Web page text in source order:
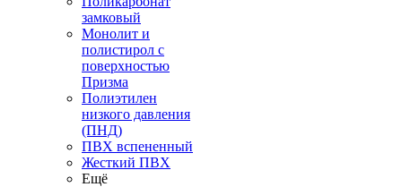
замковый
Монолит и
полистирол с
поверхностью
Призма
Полиэтилен
низкого давления
(ПНД)
ПВХ вспененный
Жесткий ПВХ
Ещё